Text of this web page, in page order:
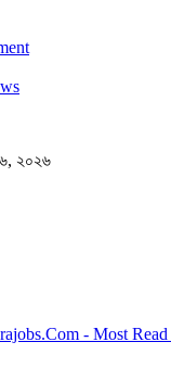
৬, ২০২৬
- Most